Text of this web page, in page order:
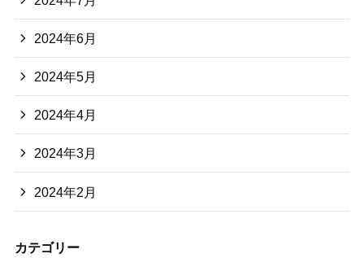
2024年6月
2024年5月
2024年4月
2024年3月
2024年2月
カテゴリー